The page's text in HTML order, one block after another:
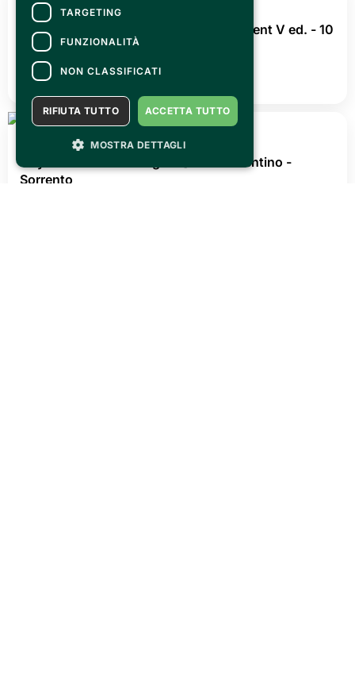
TARGETING
FUNZIONALITÀ
NON CLASSIFICATI
ACCETTA TUTTO
RIFIUTA TUTTO
MOSTRA DETTAGLI